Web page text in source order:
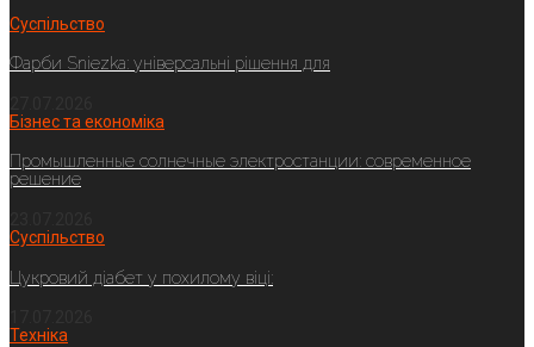
Суспільство
Фарби Sniezka: універсальні рішення для
Бізнес та економіка
Промышленные солнечные электростанции: современное
решение
Суспільство
Цукровий діабет у похилому віці:
Техніка